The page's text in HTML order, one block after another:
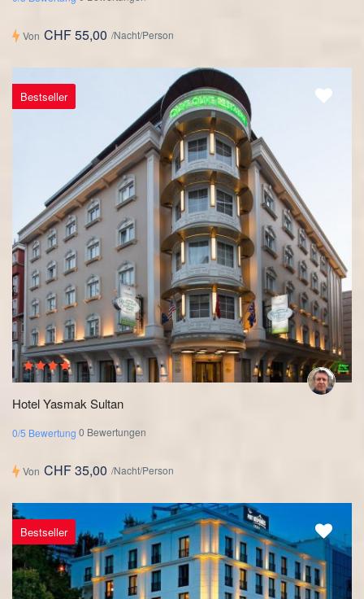
Von CHF 55,00 /Nacht/Person
Bestseller
Hotel Yasmak Sultan
0/5 Bewertung 0 Bewertungen
Von CHF 35,00 /Nacht/Person
Bestseller